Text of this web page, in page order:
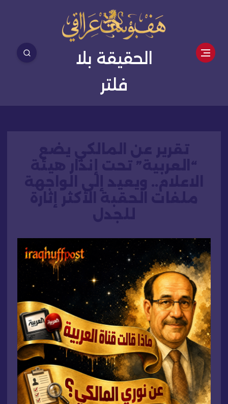
الحقيقة بلا
فلتر
“العربية” تحت إنذار هيئة